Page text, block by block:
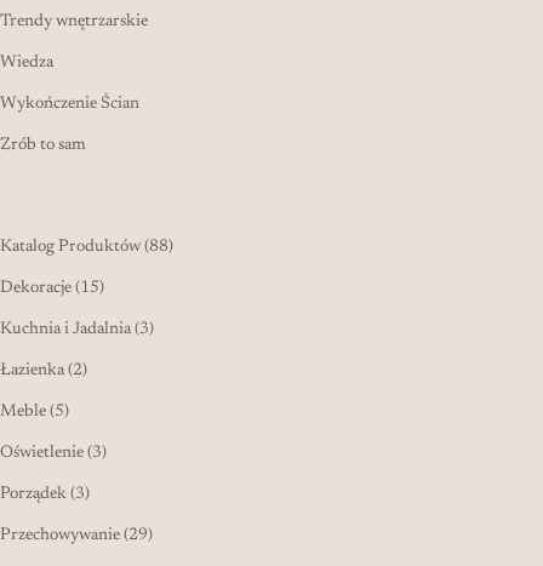
Trendy wnętrzarskie
Wiedza
Wykończenie Ścian
Zrób to sam
Katalog Produktów 8888 produktów
Dekoracje 1515 produktów
Kuchnia i Jadalnia 33 produkty
Łazienka 22 produkty
Meble 55 produktów
Oświetlenie 33 produkty
Porządek 33 produkty
Przechowywanie 2929 produktów